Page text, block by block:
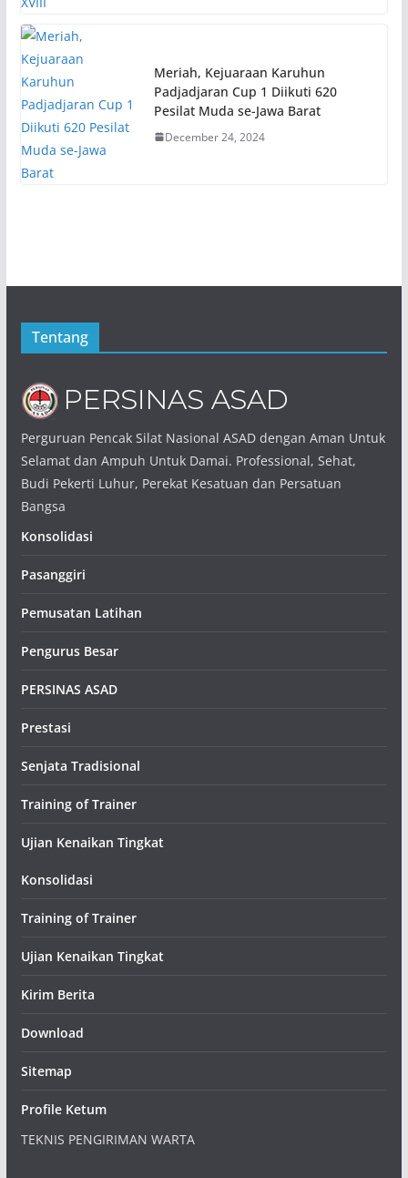
Meriah, Kejuaraan Karuhun
Padjadjaran Cup 1 Diikuti 620
Pesilat Muda se-Jawa Barat
December 24, 2024
Tentang
Perguruan Pencak Silat Nasional ASAD dengan Aman Untuk
Selamat dan Ampuh Untuk Damai. Professional, Sehat,
Budi Pekerti Luhur, Perekat Kesatuan dan Persatuan
Bangsa
Konsolidasi
Pasanggiri
Pemusatan Latihan
Pengurus Besar
PERSINAS ASAD
Prestasi
Senjata Tradisional
Training of Trainer
Ujian Kenaikan Tingkat
Konsolidasi
Training of Trainer
Ujian Kenaikan Tingkat
Kirim Berita
Download
Sitemap
Profile Ketum
TEKNIS PENGIRIMAN WARTA